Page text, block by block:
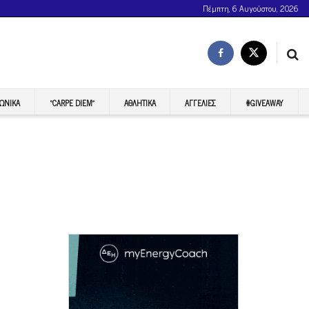
Πέμπτη, 6 Αυγούστου, 2026
“CARPE DIEM” ΑΘΛΗΤΙΚΆ ΑΓΓΕΛΊΕΣ #GIVEAWAY